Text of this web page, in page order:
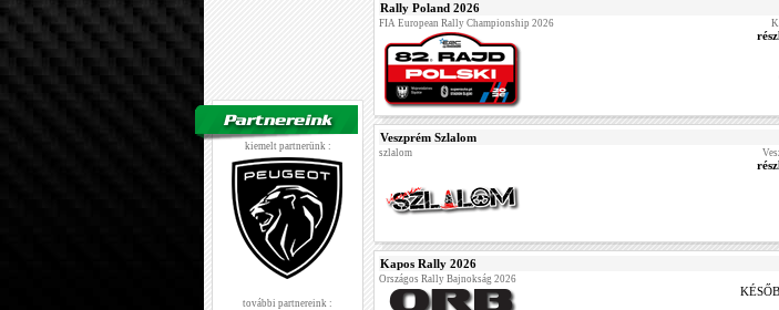
kiemelt partnerünk :
további partnereink :
Rally Poland 2026
FIA European Rally Championship 2026
Veszprém Szlalom
szlalom
Kapos Rally 2026
Országos Rally Bajnokság 2026